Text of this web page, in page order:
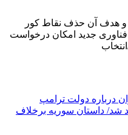
می خورد و هدف آن حذف نقاط کور
جدید امکان درخواست
درباره دولت ترامپ
شد/ داستان سوریه برخلاف